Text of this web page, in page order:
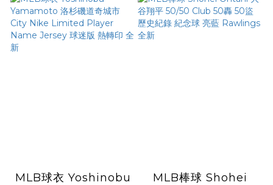
MLB球衣 Yoshinobu
MLB棒球 Shohei